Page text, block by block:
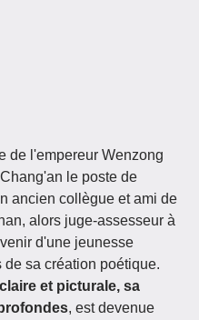
de l'empereur Wenzong
le poste de
ancien collègue et ami de
alors juge-assesseur à
d'une jeunesse
sa création poétique.
et picturale, sa
, est devenue